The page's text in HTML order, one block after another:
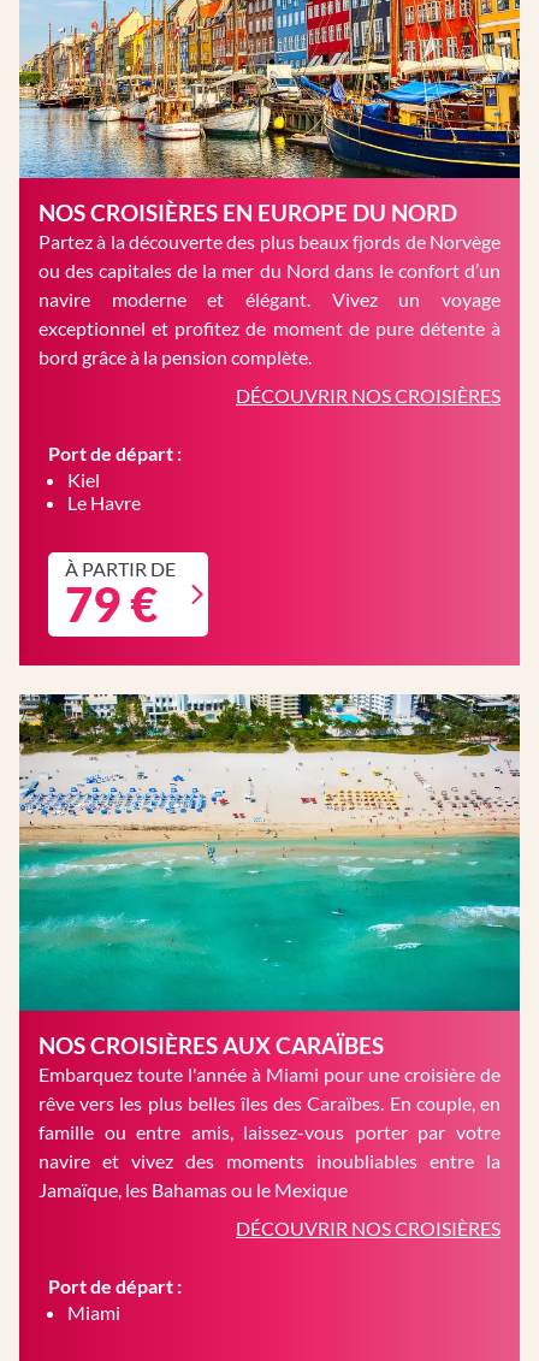
NOS CROISIÈRES EN EUROPE DU NORD
Partez à la découverte des plus beaux fjords de Norvège
ou des capitales de la mer du Nord dans le confort d’un
navire moderne et élégant. Vivez un voyage
exceptionnel et profitez de moment de pure détente à
bord grâce à la pension complète.
DÉCOUVRIR NOS CROISIÈRES
Port de départ :
Kiel
Le Havre
À PARTIR DE
79 €
NOS CROISIÈRES AUX CARAÏBES
Embarquez toute l'année à Miami pour une croisière de
rêve vers les plus belles îles des Caraïbes. En couple, en
famille ou entre amis, laissez-vous porter par votre
navire et vivez des moments inoubliables entre la
Jamaïque, les Bahamas ou le Mexique
DÉCOUVRIR NOS CROISIÈRES
Port de départ :
Miami